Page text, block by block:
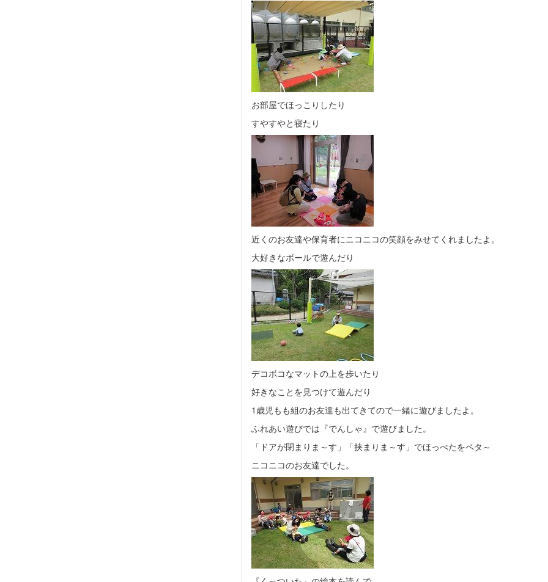
お部屋でほっこりしたり
すやすやと寝たり
近くのお友達や保育者にニコニコの笑顔をみせてくれましたよ。
大好きなボールで遊んだり
デコボコなマットの上を歩いたり
好きなことを見つけて遊んだり
1歳児もも組のお友達も出てきてので一緒に遊びましたよ。
ふれあい遊びでは『でんしゃ』で遊びました。
「ドアが閉まりま～す」「挟まりま～す」でほっぺたをペタ～
ニコニコのお友達でした。